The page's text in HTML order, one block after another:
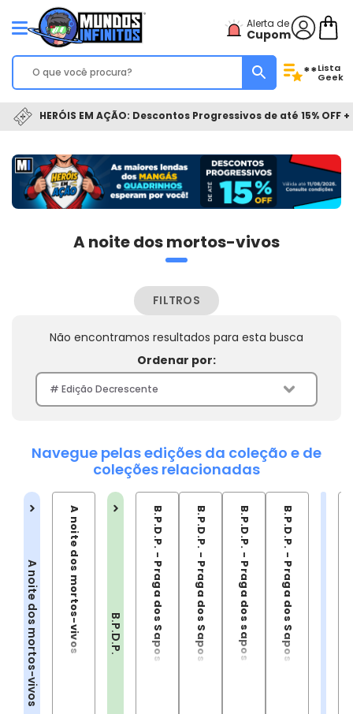
Alerta de
Cupom
**Lista
Geek
HERÓIS EM AÇÃO: Descontos Progressivos de até 15% OFF
A noite dos mortos-vivos
FILTROS
Não encontramos resultados para esta busca
Ordenar por:
Navegue pelas edições da coleção e de
coleções relacionadas
A noite dos mortos-vivos A noite dos mortos-vivos B.P.D.P. B.P.D.P. - Praga dos Sapos - Vol. 01B.P.D.P. - Praga dos Sapos - Vol. 02B.P.D.P. - Praga dos sapos Vol.03B.P.D.P. - Praga dos Sapos - Vol. 04